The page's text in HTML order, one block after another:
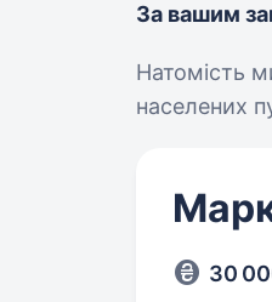
За вашим
Натомість
населених
30